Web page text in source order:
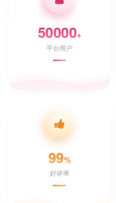
50000+
平台用户
99%
好评率